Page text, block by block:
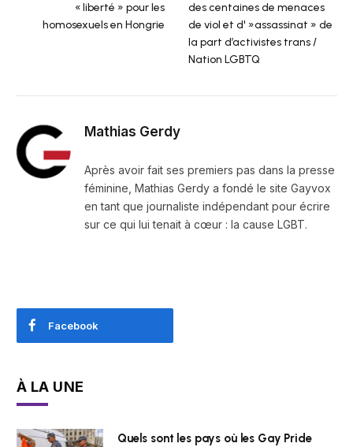
« liberté » pour les
homosexuels en Hongrie
des centaines de menaces
de viol et d' »assassinat » de
la part d’activistes trans /
Nation LGBTQ
Mathias Gerdy
Après avoir fait ses premiers pas dans la presse
féminine, Mathias Gerdy a fondé le site Gayvox
en tant que journaliste indépendant pour écrire
sur ce qui lui tenait à cœur : la cause LGBT.
Facebook
À LA UNE
Quels sont les pays où les Gay Pride